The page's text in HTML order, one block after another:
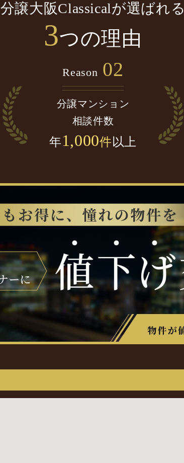
分譲大阪Classicalが選ばれる
3つの理由
Reason 02
分譲マンション
相談件数
年1,000件以上